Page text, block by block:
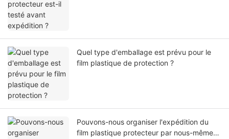
Quel type d'emballage est prévu pour le
film plastique de protection ?
Pouvons-nous organiser l'expédition du
film plastique protecteur par nous-mêmes